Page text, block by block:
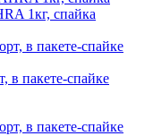
1кг, спайка
в пакете-спайке